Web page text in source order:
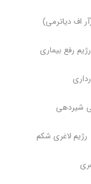
اف دیاترمی)
رژیم رفع بیماری
شیردهی
رژیم لاغری شکم